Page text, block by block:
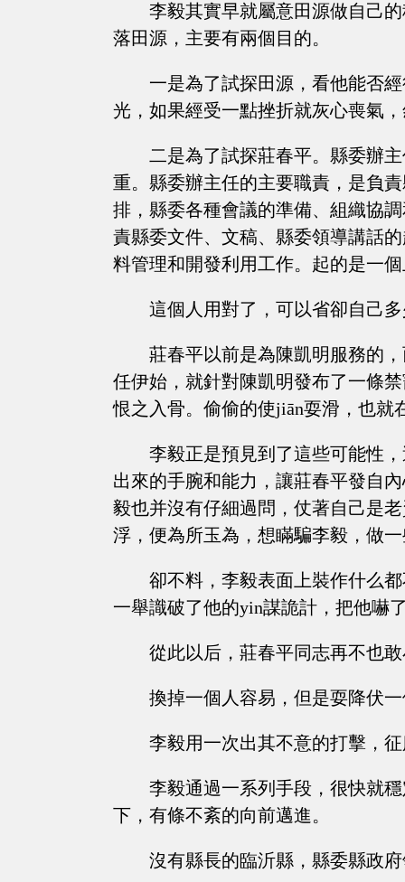
李毅其實早就屬意田源做自己
落田源，主要有兩個目的。
一是為了試探田源，看他能否
光，如果經受一點挫折就灰心喪氣
二是為了試探莊春平。縣委辦
重。縣委辦主任的主要職責，是負
排，縣委各種會議的準備、組織協
責縣委文件、文稿、縣委領導講話
料管理和開發利用工作。起的是一
這個人用對了，可以省卻自己
莊春平以前是為陳凱明服務的
任伊始，就針對陳凱明發布了一條
恨之入骨。偷偷的使jiān耍滑，也就
李毅正是預見到了這些可能性
出來的手腕和能力，讓莊春平發自
毅也并沒有仔細過問，仗著自己是
浮，便為所玉為，想瞞騙李毅，做
卻不料，李毅表面上裝作什么
一舉識破了他的yin謀詭計，把他嚇
從此以后，莊春平同志再不也
換掉一個人容易，但是耍降伏
李毅用一次出其不意的打擊，
李毅通過一系列手段，很快就
下，有條不紊的向前邁進。
沒有縣長的臨沂縣，縣委縣政